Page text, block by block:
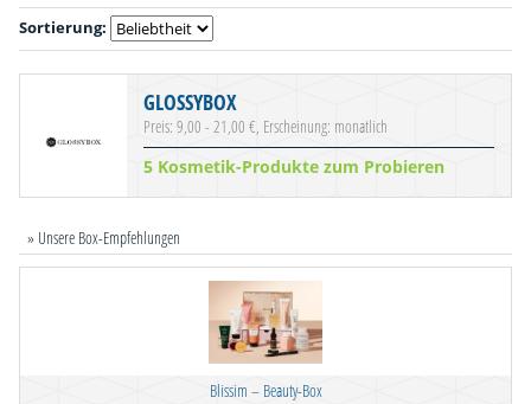
Sortierung:
GLOSSYBOX
Preis: 9,00 - 21,00 €, Erscheinung: monatlich
5 Kosmetik-Produkte zum Probieren
» Unsere Box-Empfehlungen
Blissim – Beauty-Box